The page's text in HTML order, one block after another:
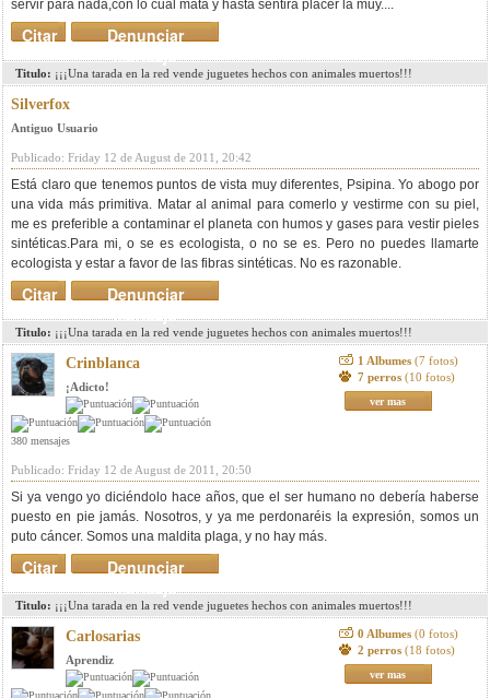
servir para nada,con lo cual mata y hasta sentirá placer la muy....
Denunciar
mensaje
Citar
Titulo: ¡¡¡Una tarada en la red vende juguetes hechos con animales muertos!!!
Silverfox
Antiguo Usuario
Publicado: Friday 12 de August de 2011, 20:42
Está claro que tenemos puntos de vista muy diferentes, Psipina. Yo abogo por
una vida más primitiva. Matar al animal para comerlo y vestirme con su piel,
me es preferible a contaminar el planeta con humos y gases para vestir pieles
sintéticas.Para mi, o se es ecologista, o no se es. Pero no puedes llamarte
ecologista y estar a favor de las fibras sintéticas. No es razonable.
Denunciar
mensaje
Citar
Titulo: ¡¡¡Una tarada en la red vende juguetes hechos con animales muertos!!!
Crinblanca
¡Adicto!
380 mensajes
1 Albumes (7 fotos)
7 perros (10 fotos)
ver mas
Publicado: Friday 12 de August de 2011, 20:50
Si ya vengo yo diciéndolo hace años, que el ser humano no debería haberse
puesto en pie jamás. Nosotros, y ya me perdonaréis la expresión, somos un
puto cáncer. Somos una maldita plaga, y no hay más.
Denunciar
mensaje
Citar
Titulo: ¡¡¡Una tarada en la red vende juguetes hechos con animales muertos!!!
Carlosarias
Aprendiz
0 Albumes (0 fotos)
2 perros (18 fotos)
ver mas